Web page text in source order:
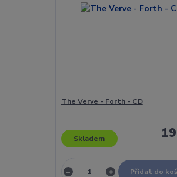
The Verve - Forth - CD
Skladem
Přidat do